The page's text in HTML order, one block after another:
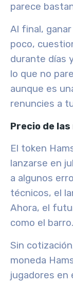
parece
Al final,
poco,
durante días
lo que no
aunque es
renuncies a
Precio de
El token
lanzarse en
a algunos
técnicos, el
Ahora, el
como el barro.
Sin
moneda
jugadores en